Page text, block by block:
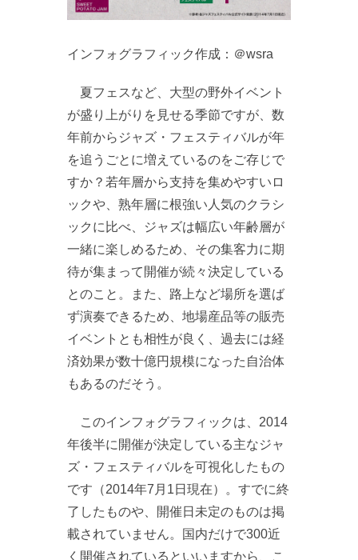
インフォグラフィック作成：＠wsra
夏フェスなど、大型の野外イベント
が盛り上がりを見せる季節ですが、数
年前からジャズ・フェスティバルが年
を追うごとに増えているのをご存じで
すか？若年層から支持を集めやすいロ
ックや、熟年層に根強い人気のクラシ
ックに比べ、ジャズは幅広い年齢層が
一緒に楽しめるため、その集客力に期
待が集まって開催が続々決定している
とのこと。また、路上など場所を選ば
ず演奏できるため、地場産品等の販売
イベントとも相性が良く、過去には経
済効果が数十億円規模になった自治体
もあるのだそう。
このインフォグラフィックは、2014
年後半に開催が決定している主なジャ
ズ・フェスティバルを可視化したもの
です（2014年7月1日現在）。すでに終
了したものや、開催日未定のものは掲
載されていません。国内だけで300近
く開催されているといいますから、こ